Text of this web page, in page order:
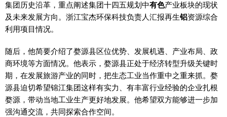
集团历史沿革，重点阐述集团十四五规划中有色产业板块的现状
及未来发展方向。浙江宝杰环保科技负责人汇报再生铝资源综合
利用项目情况。
随后，他简要介绍了婺源县区位优势、发展机遇、产业布局、政
商环境等方面情况。他表示，婺源县正处于经济转型升级关键时
期，在发展旅游产业的同时，把生态工业当作重中之重来抓。婺
源县迫切希望锦江集团这样有实力、有丰富行业经验的企业扎根
婺源，带动当地工业生产更好地发展。他希望双方能够进一步加
强沟通交流，共同探索合作空间。